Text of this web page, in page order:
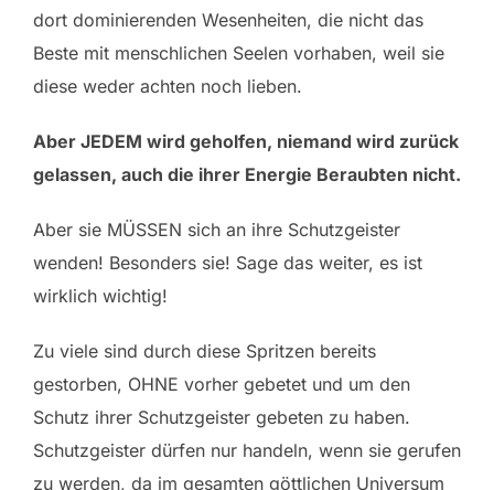
dort dominierenden Wesenheiten, die nicht das
Beste mit menschlichen Seelen vorhaben, weil sie
diese weder achten noch lieben.
Aber JEDEM wird geholfen, niemand wird zurück
gelassen, auch die ihrer Energie Beraubten nicht.
Aber sie MÜSSEN sich an ihre Schutzgeister
wenden! Besonders sie! Sage das weiter, es ist
wirklich wichtig!
Zu viele sind durch diese Spritzen bereits
gestorben, OHNE vorher gebetet und um den
Schutz ihrer Schutzgeister gebeten zu haben.
Schutzgeister dürfen nur handeln, wenn sie gerufen
zu werden, da im gesamten göttlichen Universum